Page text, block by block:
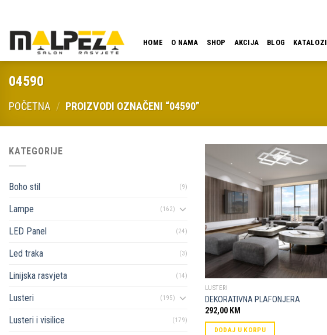
content
HOME O NAMA SHOP AKCIJA BLOG KATALOZI
04590
POČETNA / PROIZVODI OZNAČENI “04590”
KATEGORIJE
Boho stil (9)
Lampe (162)
LED Panel (24)
Led traka (3)
Linijska rasvjeta (14)
Lusteri (195)
Lusteri i visilice (179)
Dodaj u
omiljene
LUSTERI
DEKORATIVNA PLAFONJERA
292,00 KM
DODAJ U KORPU